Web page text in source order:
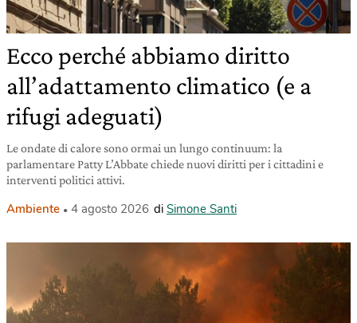
Ecco perché abbiamo diritto
all’adattamento climatico (e a
rifugi adeguati)
Le ondate di calore sono ormai un lungo continuum: la
parlamentare Patty L’Abbate chiede nuovi diritti per i cittadini e
interventi politici attivi.
Ambiente 4 agosto 2026 di Simone Santi